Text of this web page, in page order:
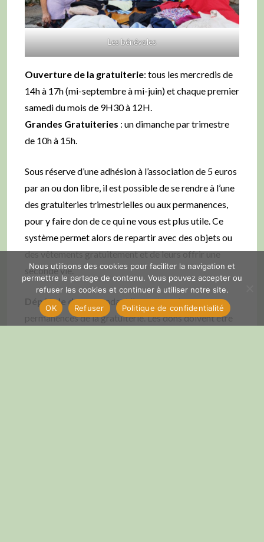
Les bénévoles
Ouverture de la gratuiterie: tous les mercredis de
14h à 17h (mi-septembre à mi-juin) et chaque premier
samedi du mois de 9H30 à 12H.
Grandes Gratuiteries : un dimanche par trimestre
de 10h à 15h.
Sous réserve d’une adhésion à l’association de 5 euros
par an ou don libre, il est possible de se rendre à l’une
des gratuiteries trimestrielles ou aux permanences,
pour y faire don de ce qui ne vous est plus utile. Ce
système permet alors de repartir avec des objets ou
des vêtements gratuitement et de leurs offrir une
seconde vie.
Dépôt de dons: pendant l’ouverture des
permanences de la gratuiterie. Les dons doivent être
Nous utilisons des cookies pour faciliter la navigation et
permettre le partage de contenu. Vous pouvez accepter ou
refuser les cookies et continuer à utiliser notre site.
OK
Refuser Politique de confidentialité